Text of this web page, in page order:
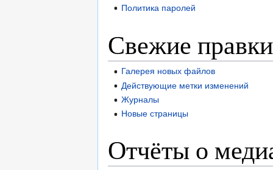
Политика паролей
Свежие
Галерея новых файлов
Действующие метки изменений
Журналы
Новые страницы
Отчёты о